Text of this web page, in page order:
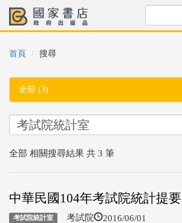
首頁 搜尋
全部 (3)
全部 相關搜尋結果 共 3 筆
中華民國104年考試院統計提要
考試院統計室 考試院 2016/06/01